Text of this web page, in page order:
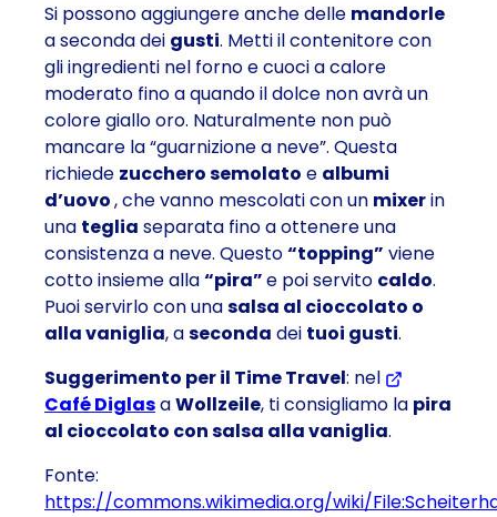
Si possono aggiungere anche delle mandorle
a seconda dei gusti. Metti ilcontenitorecon
gliingredienti nel fornoe cuoci acalore
moderato fino a quando ildolce non avrà un
colore giallo oro. Naturalmente non può
mancare la“guarnizione a neve”. Questa
richiede zucchero semolato e albumi
d’uovo, che vanno mescolati con un mixerin
una teglia separata fino a ottenere una
consistenza a neve. Questo“topping” viene
cotto insieme alla“pira”e poi servito caldo.
Puoi servirlo con unasalsa al cioccolato o
alla vaniglia, aseconda dei tuoi gusti.
Suggerimento per il Time Travel: nel
Café DiglasaWollzeile, ti consigliamo la pira
al cioccolato consalsa alla vaniglia.
Fonte:
https://commons.wikimedia.org/wiki/